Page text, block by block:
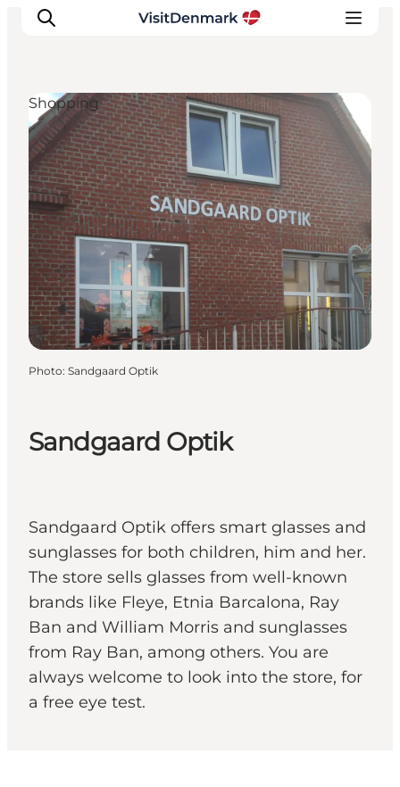
Inspirations
Destinations
Quoi faire
Hébergements
Planifiez votre voyage
Sandgaard Optik
Sandgaard Optik offers smart glasses and
sunglasses for both children, him and her.
The store sells glasses from well-known
brands like Fleye, Etnia Barcalona, Ray
Ban and William Morris and sunglasses
from Ray Ban, among others. You are
always welcome to look into the store, for
a free eye test.
Shopping
Photo: Sandgaard Optik